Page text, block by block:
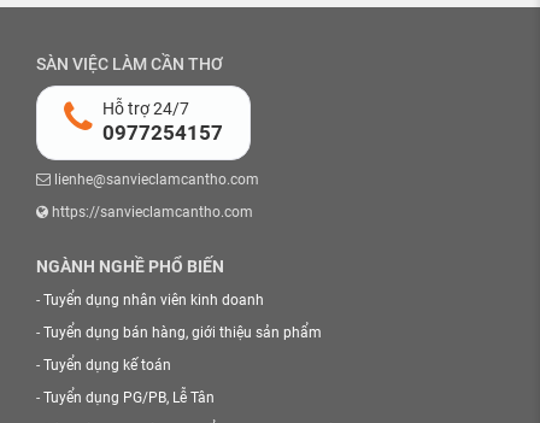
SÀN VIỆC LÀM CẦN THƠ
Hỗ trợ 24/7
0977254157
lienhe@sanvieclamcantho.com
https://sanvieclamcantho.com
NGÀNH NGHỀ PHỔ BIẾN
- Tuyển dụng nhân viên kinh doanh
- Tuyển dụng bán hàng, giới thiệu sản phẩm
- Tuyển dụng kế toán
- Tuyển dụng PG/PB, Lễ Tân